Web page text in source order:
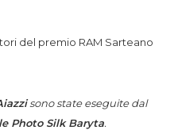
del premio RAM Sarteano
sono state eseguite dal
Photo Silk Baryta.